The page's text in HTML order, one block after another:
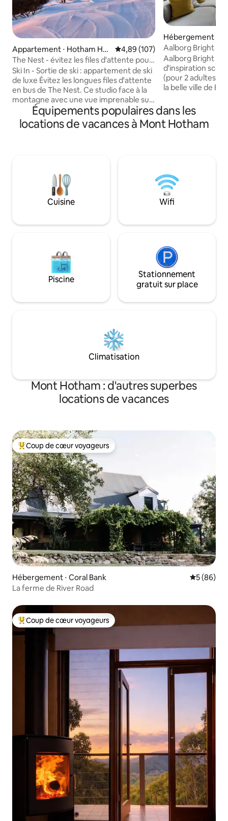
Appartement ⋅ Hotham Hei
ghts
Évaluation moyenne sur la
4,89 (107)
The Nest - évitez les files d'attente pour
le bus ! | Mt Hotham
Ski In - Sortie de ski : appartement de ski
de luxe Évitez les longues files d'attente
en bus de The Nest. Ce studio face à la
montagne avec une vue imprenable sur
Heavenly Valley est la combinaison
parfaite de la vie de luxe avec un
véritable accès au ski et à l'extérieur. Ce
la location d'équipement, des boutiques
de cadeaux, un supermarché agréé, des
restaurants, des cafés et la vente de
Hébergement ⋅
Aalborg Bright
Aalborg Bright
d'inspiration
(pour 2 adultes
la belle ville de
mobilier de
contemporain
référence pour
énergie passive
que vous pouvez
confort maximal
votre empreinte
Équipements populaires dans les
locations de vacances à Mont Hotham
Cuisine Wifi
Piscine
Stationnement
gratuit sur place
Climatisation
Mont Hotham : d'autres superbes
locations de vacances
Coups de cœur voyageurs les plus appréciés
Coup de cœur voyageurs
Hébergement ⋅ Coral Bank
5 (86)
La ferme de River Road
Coups de cœur voyageurs les plus appréciés
Coup de cœur voyageurs